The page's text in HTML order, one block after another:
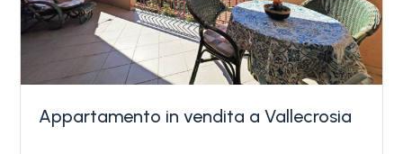
Appartamento in vendita a Vallecrosia